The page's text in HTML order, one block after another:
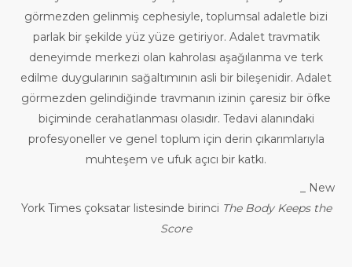
görmezden gelinmiş cephesiyle, toplumsal adaletle bizi
parlak bir şekilde yüz yüze getiriyor. Adalet travmatik
deneyimde merkezi olan kahrolası aşağılanma ve terk
edilme duygularının sağaltımının asli bir bileşenidir. Adalet
görmezden gelindiğinde travmanın izinin çaresiz bir öfke
biçiminde cerahatlanması olasıdır. Tedavi alanındaki
profesyoneller ve genel toplum için derin çıkarımlarıyla
muhteşem ve ufuk açıcı bir katkı.
_ New
York Times çoksatar listesinde birinci The Body Keeps the
Score